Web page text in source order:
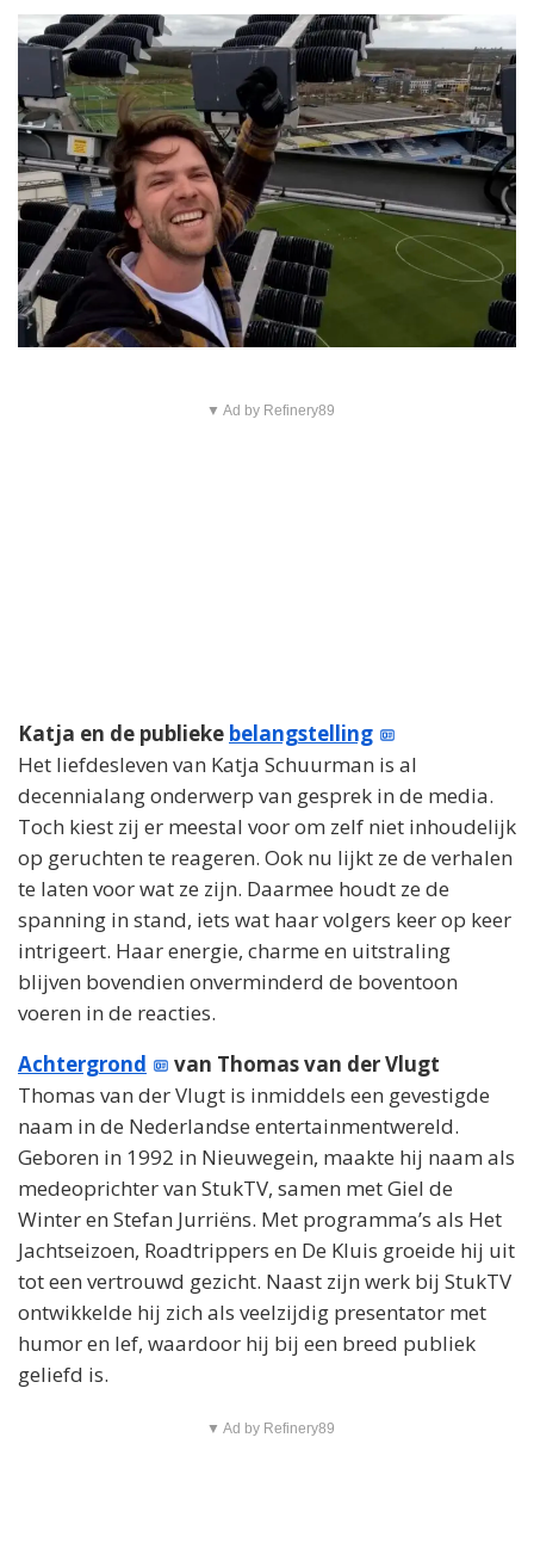
▼ Ad by Refinery89
Katja en de publieke belangstelling
Het liefdesleven van Katja Schuurman is al
decennialang onderwerp van gesprek in de media.
Toch kiest zij er meestal voor om zelf niet inhoudelijk
op geruchten te reageren. Ook nu lijkt ze de verhalen
te laten voor wat ze zijn. Daarmee houdt ze de
spanning in stand, iets wat haar volgers keer op keer
intrigeert. Haar energie, charme en uitstraling
blijven bovendien onverminderd de boventoon
voeren in de reacties.
Achtergrond
van Thomas van der Vlugt
Thomas van der Vlugt is inmiddels een gevestigde
naam in de Nederlandse entertainmentwereld.
Geboren in 1992 in Nieuwegein, maakte hij naam als
medeoprichter van StukTV, samen met Giel de
Winter en Stefan Jurriëns. Met programma’s als Het
Jachtseizoen, Roadtrippers en De Kluis groeide hij uit
tot een vertrouwd gezicht. Naast zijn werk bij StukTV
ontwikkelde hij zich als veelzijdig presentator met
humor en lef, waardoor hij bij een breed publiek
geliefd is.
▼ Ad by Refinery89